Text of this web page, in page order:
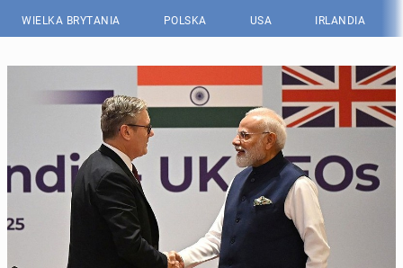
WIELKA BRYTANIA POLSKA USA IRLANDIA